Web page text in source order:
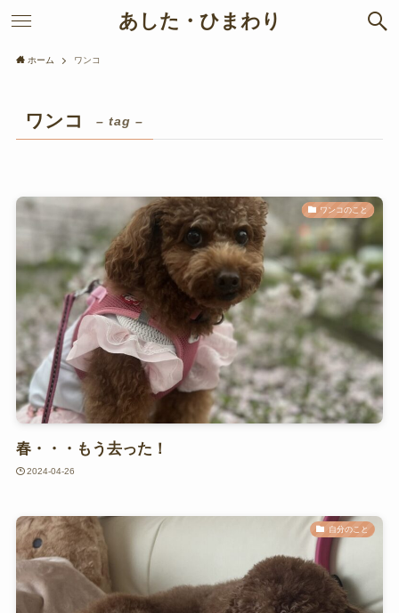
あした・ひまわり
ホーム ワンコ
ワンコ – tag –
ワンコのこと
春・・・もう去った！
2024-04-26
自分のこと